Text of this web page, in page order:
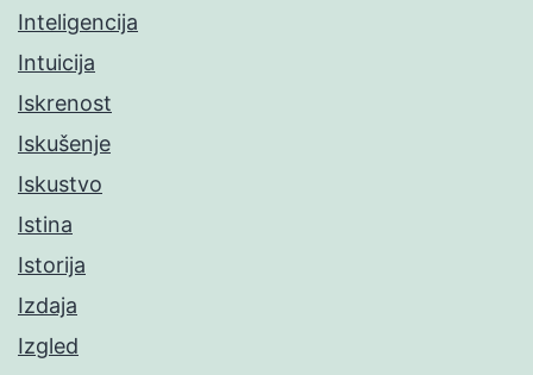
Inteligencija
Intuicija
Iskrenost
Iskušenje
Iskustvo
Istina
Istorija
Izdaja
Izgled